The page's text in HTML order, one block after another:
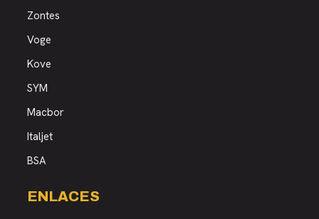
Zontes
Voge
Kove
SYM
Macbor
Italjet
BSA
ENLACES